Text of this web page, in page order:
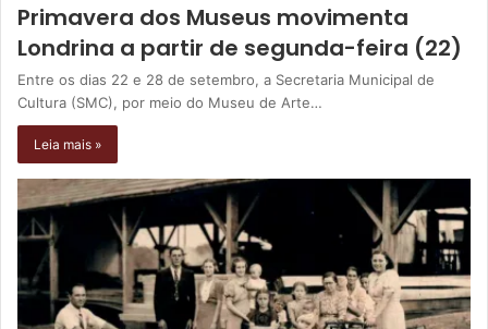
Primavera dos Museus movimenta
Londrina a partir de segunda-feira (22)
Entre os dias 22 e 28 de setembro, a Secretaria Municipal de
Cultura (SMC), por meio do Museu de Arte…
Leia mais »